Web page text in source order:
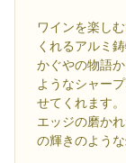
ワインを楽し
くれるアルミ
かぐやの物語
ようなシャー
せてくれます。
エッジの磨か
の輝きのよう